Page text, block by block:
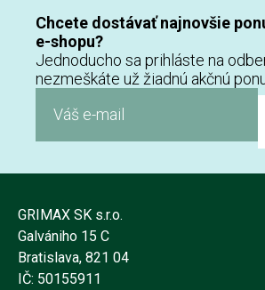
Chcete dostávať najnovšie
e-shopu?
Jednoducho sa prihláste na
nezmeškáte už žiadnú akčnú
GRIMAX SK s.r.o.
Galvániho 15 C
Bratislava, 821 04
IČ: 50155911